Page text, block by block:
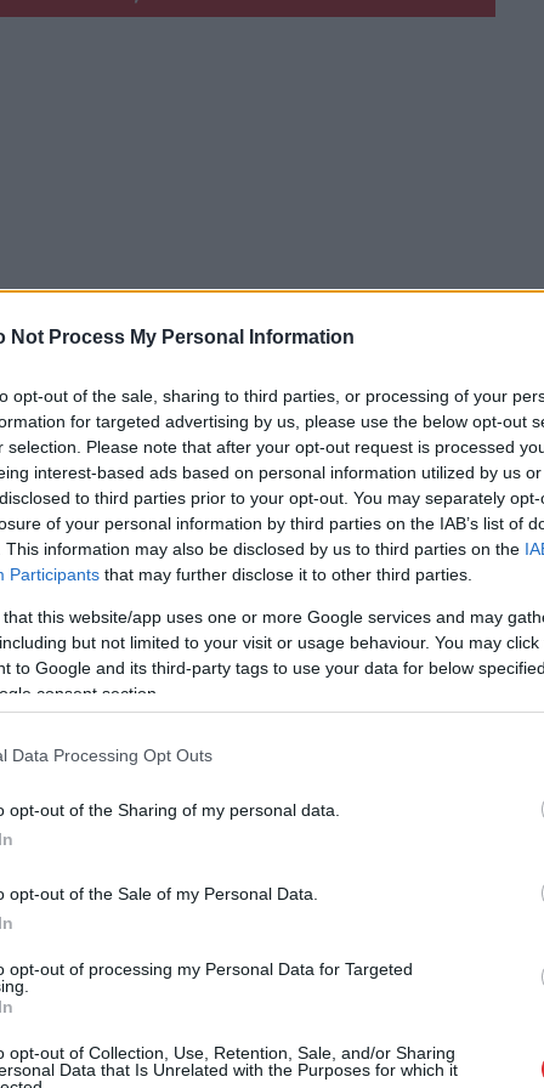
Not Process My Personal Information
opt-out of the sale, sharing to third parties, or processing of your
for targeted advertising by us, please use the below opt-out
selection. Please note that after your opt-out request is processed
interest-based ads based on personal information utilized by us
to third parties prior to your opt-out. You may separately
of your personal information by third parties on the IAB’s list of
This information may also be disclosed by us to third parties on the
Participants that may further disclose it to other third parties.
that this website/app uses one or more Google services and may
but not limited to your visit or usage behaviour. You may
to Google and its third-party tags to use your data for below
consent section.
Data Processing Opt Outs
opt-out of the Sharing of my personal data.
opt-out of the Sale of my Personal Data.
opt-out of processing my Personal Data for Targeted
opt-out of Collection, Use, Retention, Sale, and/or Sharing
Data that Is Unrelated with the Purposes for which it
centra bērnu rotaļu laukuma Skolas ielā 6.
speciālisti no Preiļu novada Būvvaldes, lai
pašu rokām un no brīvas gribas paveikto.
laukums ir nododams rotaļnieku rīcībā,
ar uzslavām un labiem vārdiem
kas padarīts!
pašiem sev, ka var kopā sanākt un apvienoties
sev un pašu bērniem un mazbērniem par